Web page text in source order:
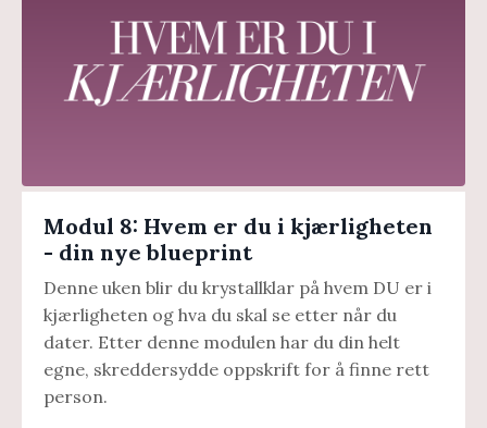
Modul 8: Hvem er du i kjærligheten
- din nye blueprint
Denne uken blir du krystallklar på hvem DU er i
kjærligheten og hva du skal se etter når du
dater. Etter denne modulen har du din helt
egne, skreddersydde oppskrift for å finne rett
person.